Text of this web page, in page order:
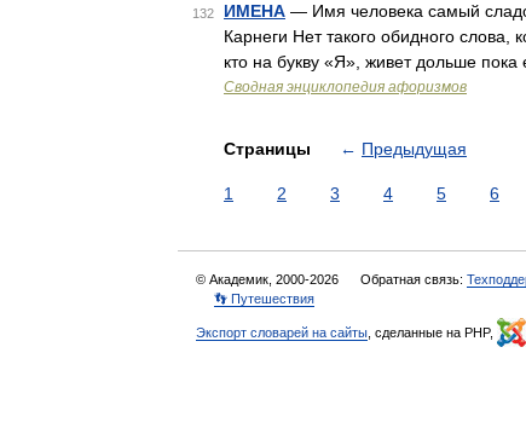
132 ИМЕНА — Имя человека самый
Карнеги Нет такого обидного
кто на букву «Я», живет дольше
Сводная энциклопедия афоризмов
Страницы ← Предыдущая
1 2 3 4 5 6
© Академик, 2000-2026 Обратная связь:
👣 Путешествия
Экспорт словарей на сайты , сделанные на PHP,